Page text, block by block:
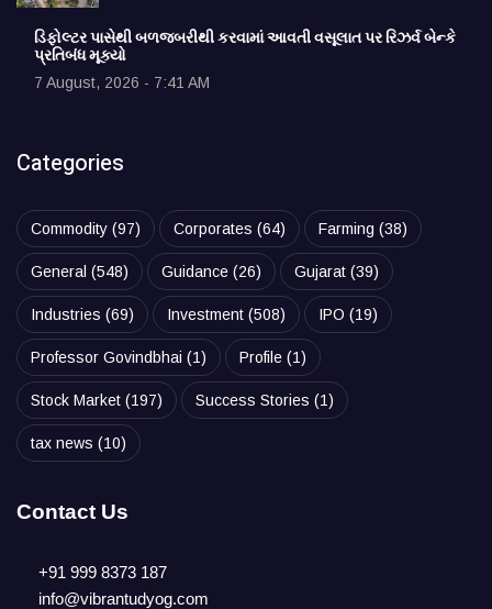
ડિફોલ્ટર પાસેથી બળજબરીથી કરવામાં આવતી વસૂલાત પર રિઝર્વ બેન્કે
પ્રતિબંધ મૂક્યો
7 August, 2026 - 7:41 AM
Categories
Commodity (97) Corporates (64) Farming (38)
General (548) Guidance (26) Gujarat (39)
Industries (69) Investment (508) IPO (19)
Professor Govindbhai (1) Profile (1)
Stock Market (197) Success Stories (1)
tax news (10)
Contact Us
+91 999 8373 187
info@vibrantudyog.com